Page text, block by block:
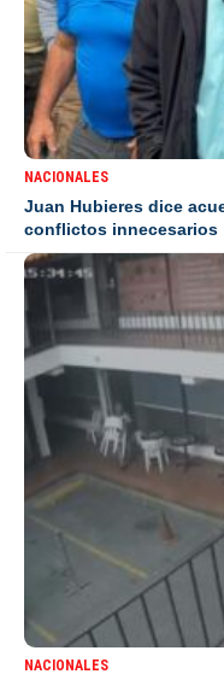
NACIONALES
Juan Hubieres dice
conflictos innecesarios
NACIONALES